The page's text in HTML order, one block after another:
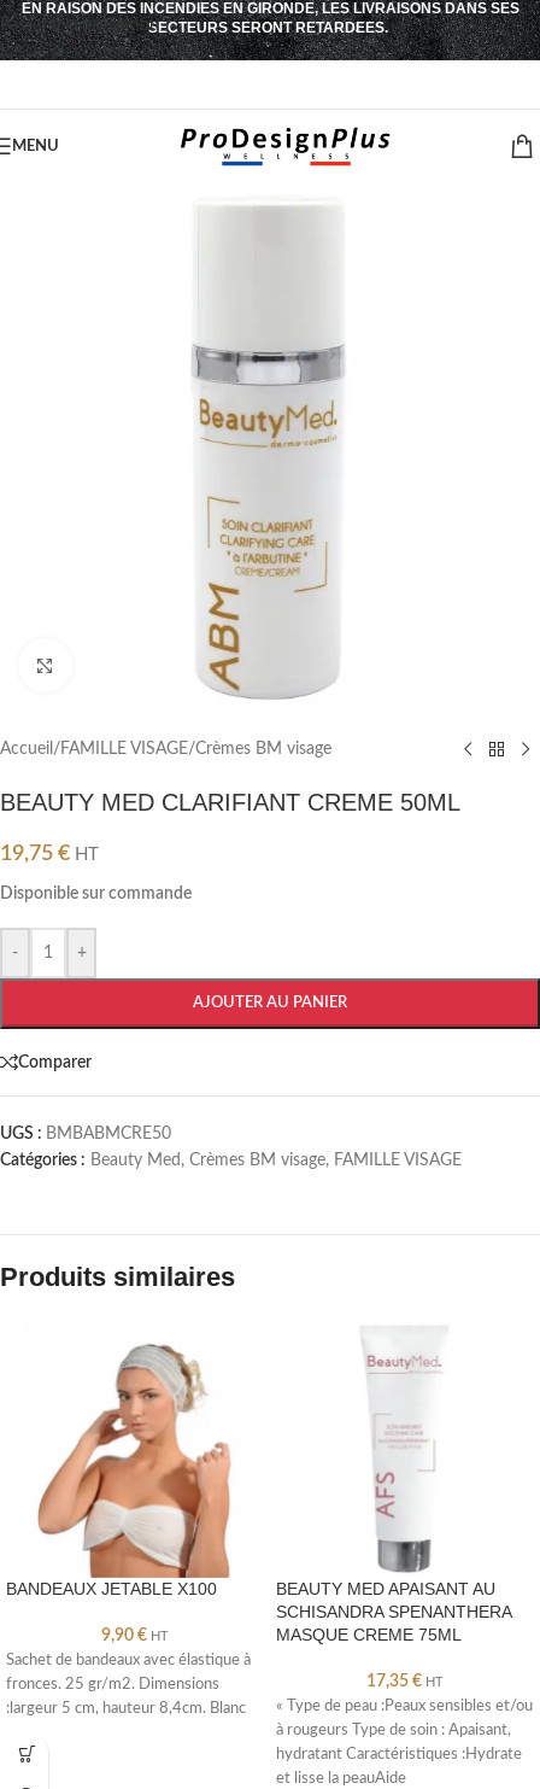
Passer à la navigation
Passer au contenu principal
EN RAISON DES INCENDIES EN GIRONDE, LES LIVRAISONS DANS SES
SECTEURS SERONT RETARDEES.
MENU
Cliquez pour agrandir
Accueil / FAMILLE VISAGE/Crèmes BM visage
BEAUTY MED CLARIFIANT CREME 50ML
19,75 € HT
Disponible sur commande
- +
AJOUTER AU PANIER
Comparer
UGS : BMBABMCRE50
Catégories : Beauty Med , Crèmes BM visage, FAMILLE VISAGE
Produits similaires
BANDEAUX JETABLE X100
9,90 € HT
Sachet de bandeaux avec élastique à
fronces. 25 gr/m2. Dimensions
:largeur 5 cm, hauteur 8,4cm. Blanc
BEAUTY MED APAISANT AU
SCHISANDRA SPENANTHERA
MASQUE CREME 75ML
17,35 € HT
« Type de peau :Peaux sensibles et/ou
à rougeurs Type de soin : Apaisant,
hydratant Caractéristiques :Hydrate
et lisse la peauAide